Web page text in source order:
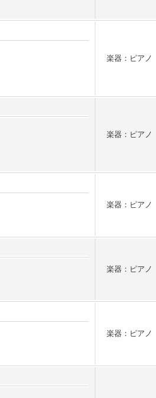
楽器：ピアノ
楽器：ピアノ
楽器：ピアノ
楽器：ピアノ
楽器：ピアノ